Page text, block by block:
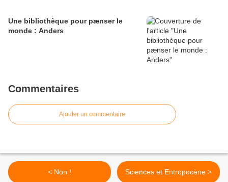
Une bibliothèque pour pænser le
monde : Anders
Commentaires
Ajouter un commentaire
< Non ! Sciences et Entropocène >